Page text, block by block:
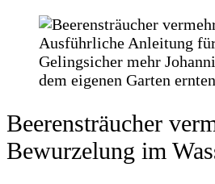
Beerensträucher
Bewurzelung im